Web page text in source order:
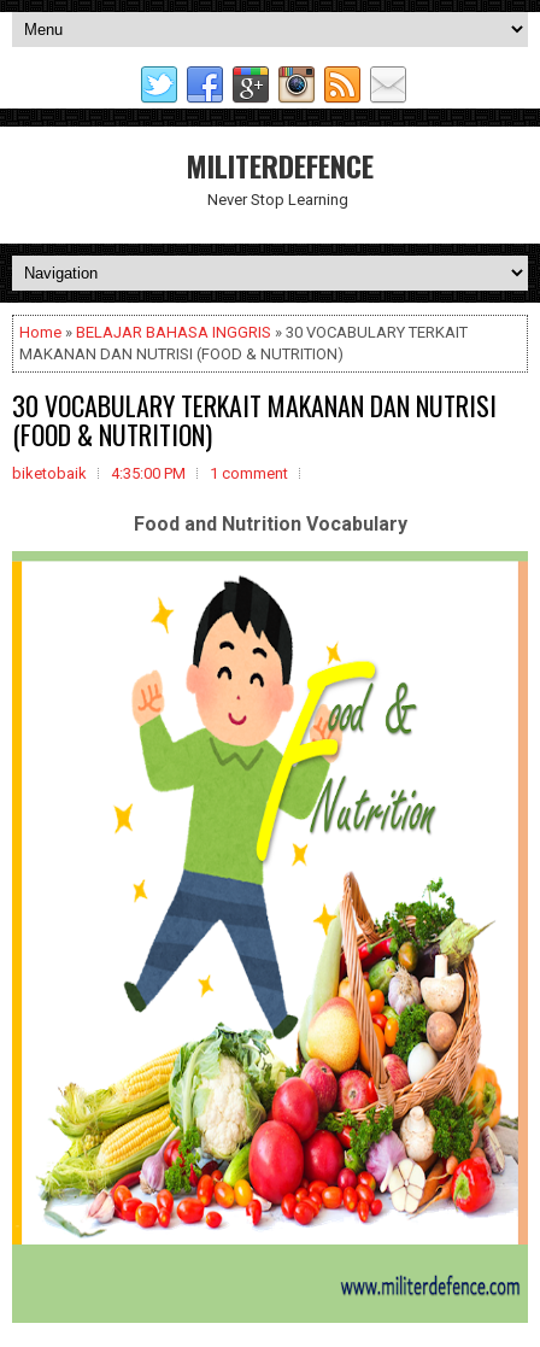
MILITERDEFENCE
Never Stop Learning
Home » BELAJAR BAHASA INGGRIS » 30 VOCABULARY TERKAIT
MAKANAN DAN NUTRISI (FOOD & NUTRITION)
30 VOCABULARY TERKAIT MAKANAN DAN NUTRISI
(FOOD & NUTRITION)
biketobaik 4:35:00 PM 1 comment
Food and Nutrition Vocabulary